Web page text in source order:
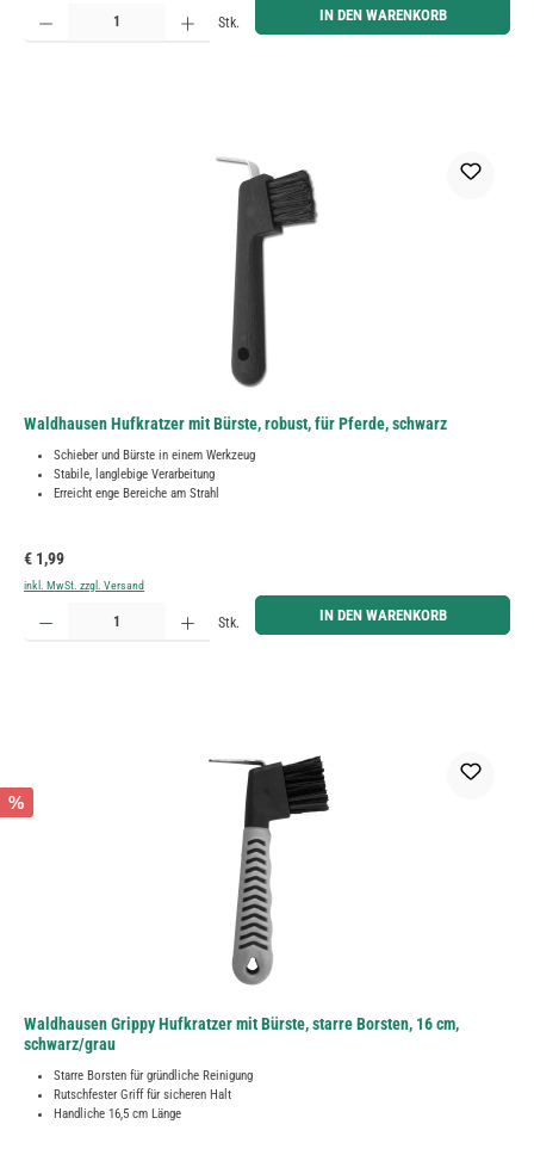
Stk. IN DEN WARENKORB
Waldhausen Hufkratzer mit Bürste, robust, für Pferde, schwarz
Schieber und Bürste in einem Werkzeug
Stabile, langlebige Verarbeitung
Erreicht enge Bereiche am Strahl
Regulärer Preis:
€ 1,99
inkl. MwSt. zzgl. Versand
Produkt Anzahl: Gib den gewünschten Wert ein oder benutze die Schaltflächen um die Anzahl zu
Stk. IN DEN WARENKORB
%
Waldhausen Grippy Hufkratzer mit Bürste, starre Borsten, 16 cm,
schwarz/grau
Starre Borsten für gründliche Reinigung
Rutschfester Griff für sicheren Halt
Handliche 16,5 cm Länge